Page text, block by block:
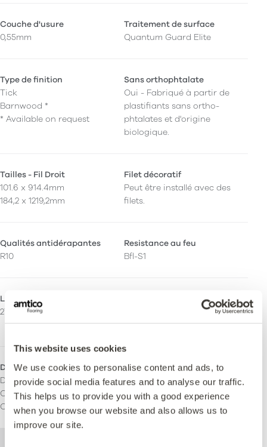
This website uses cookies
We use cookies to personalise content and ads, to
provide social media features and to analyse our traffic.
This helps us to provide you with a good experience
when you browse our website and also allows us to
improve our site.
Couche d'usure
0,55mm
Traitement de surface
Quantum Guard Elite
Type de finition
Tick
Barnwood *
* Available on request
Sans orthophtalate
Oui - Fabriqué à partir de
plastifiants sans ortho-
phtalates et d'origine
biologique.
Tailles - Fil Droit
101.6 x 914.4mm
184,2 x 1219,2mm
Filet décoratif
Peut être installé avec des
filets.
Qualités antidérapantes
R10
Resistance au feu
Bfl-S1
LRV - Valeur Y
27
Indoor Air Comfort Gold
Domaines d'utilisation
Domestique
Commercial léger
Commercial lourd